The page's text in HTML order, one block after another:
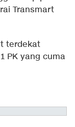
Transmart
terdekat
PK yang cuma